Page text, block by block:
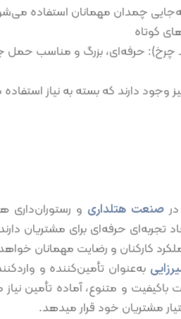
چمدان مهمانان استفاده
کوتاه
چرخ): حرفه‌ای، بزرگ و مناسب حمل
وجود دارند که بسته به نیاز
درصنعت هتلداری و
تجربه‌ای حرفه‌ای برای مشتریان
کارکنان و رضایت مهمانان
به‌عنوان تأمین‌کننده و
باکیفیت و متنوع، آماده تأمین
مشتریان خود قرار میدهد.